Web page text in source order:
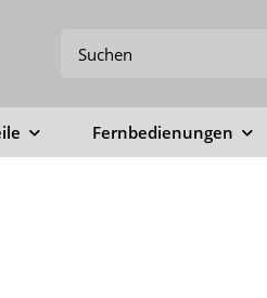
Fernbedienungen